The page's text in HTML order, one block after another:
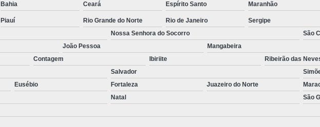
Bahia Ceará Espírito Santo Maranhão
Piauí Rio Grande do Norte Rio de Janeiro Sergipe
Nossa Senhora do Socorro
São
João Pessoa Mangabeira
Contagem Ibiriite Ribeirão das
Salvador
Eusébio Fortaleza Juazeiro do Norte
Natal
São